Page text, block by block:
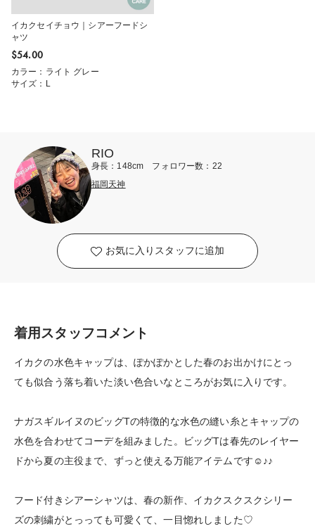
イカクセイチョウ｜シアーフードシ
ャツ
$‌54.00
カラー：ライト グレー
サイズ：L
RIO
身長：148cm フォロワー数：22
福岡天神
お気に入りスタッフに追加
着用スタッフコメント
イカクの水色キャップは、ぽかぽかとした春のお出かけにとっ
ても似合う落ち着いた淡い色合いなところがお気に入りです。
ナガスギルイヌのビッグTの特徴的な水色の縫い糸とキャップの
水色を合わせてコーデを組みました。ビッグTは春先のレイヤー
ドから夏の主役まで、ずっと使える万能アイテムです☺︎♪♪
フード付きシアーシャツは、春の新作、イカクスクスクシリー
ズの刺繍がとっっても可愛くて、一目惚れしました♡